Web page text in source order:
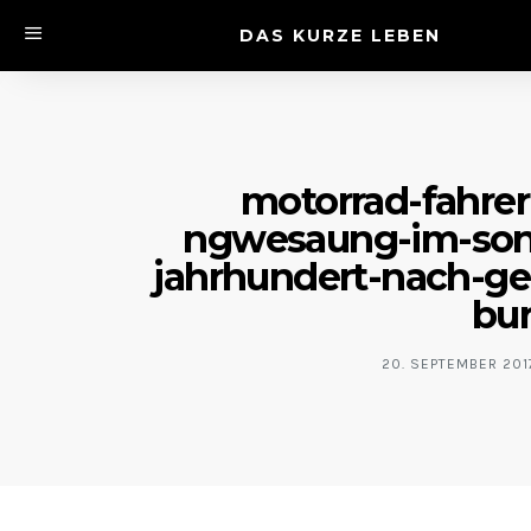
DAS KURZE LEBEN
motorrad-
ngwesaung-im-
jahrhundert-nach-
20. SEPTEMBER